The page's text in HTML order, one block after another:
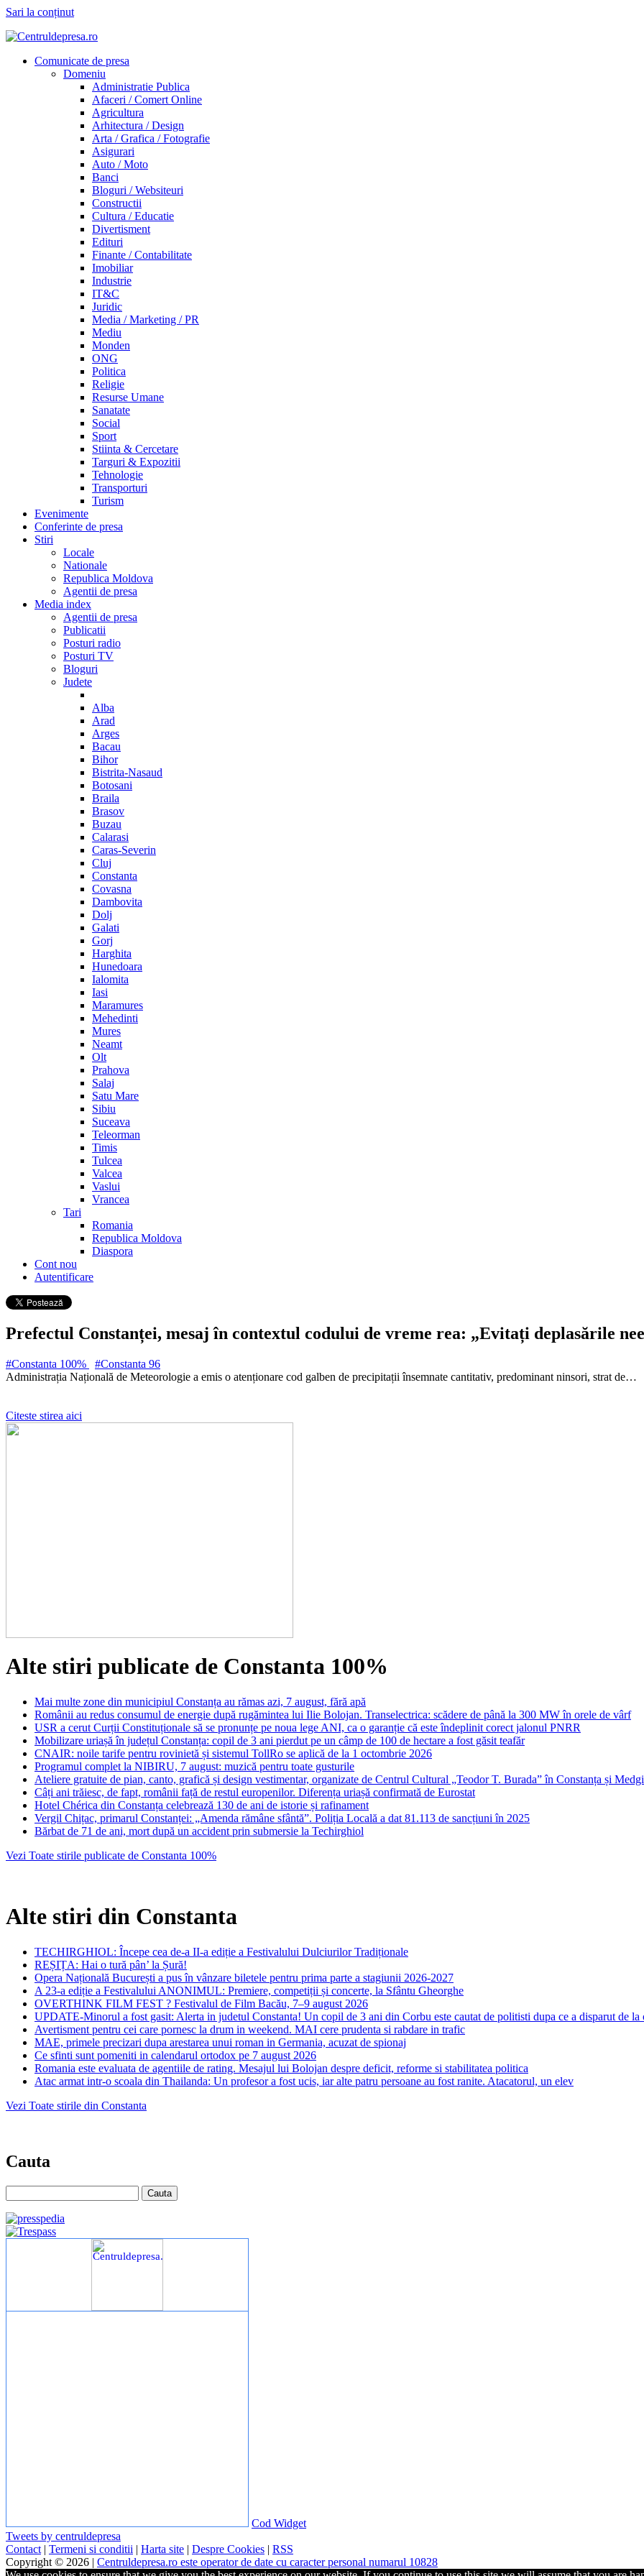
Sari la conținut
Comunicate de presa
Domeniu
Administratie Publica
Afaceri / Comert Online
Agricultura
Arhitectura / Design
Arta / Grafica / Fotografie
Asigurari
Auto / Moto
Banci
Bloguri / Websiteuri
Constructii
Cultura / Educatie
Divertisment
Edituri
Finante / Contabilitate
Imobiliar
Industrie
IT&C
Juridic
Media / Marketing / PR
Mediu
Monden
ONG
Politica
Religie
Resurse Umane
Sanatate
Social
Sport
Stiinta & Cercetare
Targuri & Expozitii
Tehnologie
Transporturi
Turism
Evenimente
Conferinte de presa
Stiri
Locale
Nationale
Republica Moldova
Agentii de presa
Media index
Agentii de presa
Publicatii
Posturi radio
Posturi TV
Bloguri
Judete
Alba
Arad
Arges
Bacau
Bihor
Bistrita-Nasaud
Botosani
Braila
Brasov
Buzau
Calarasi
Caras-Severin
Cluj
Constanta
Covasna
Dambovita
Dolj
Galati
Gorj
Harghita
Hunedoara
Ialomita
Iasi
Maramures
Mehedinti
Mures
Neamt
Olt
Prahova
Salaj
Satu Mare
Sibiu
Suceava
Teleorman
Timis
Tulcea
Valcea
Vaslui
Vrancea
Tari
Romania
Republica Moldova
Diaspora
Cont nou
Autentificare
Prefectul Constanței, mesaj în contextul codului de vreme rea: „Evitați deplasările
#Constanta 100% #Constanta 96
Administrația Națională de Meteorologie a emis o atenționare cod galben de precipitații însemnate cantitativ, predominant ninsori, strat de…
Citeste stirea aici
Alte stiri publicate de Constanta 100%
Mai multe zone din municipiul Constanța au rămas azi, 7 august, fără apă
Românii au redus consumul de energie după rugămintea lui Ilie Bolojan. Transelectrica: scădere de până la 300 MW în orele de vârf
USR a cerut Curții Constituționale să se pronunțe pe noua lege ANI, ca o garanție că este îndeplinit corect jalonul PNRR
Mobilizare uriașă în județul Constanța: copil de 3 ani pierdut pe un câmp de 100 de hectare a fost găsit teafăr
CNAIR: noile tarife pentru rovinietă și sistemul TollRo se aplică de la 1 octombrie 2026
Programul complet la NIBIRU, 7 august: muzică pentru toate gusturile
Ateliere gratuite de pian, canto, grafică și design vestimentar, organizate de Centrul Cultural „Teodor T. Burada” în Constanța și
Câți ani trăiesc, de fapt, românii față de restul europenilor. Diferența uriașă confirmată de Eurostat
Hotel Chérica din Constanța celebrează 130 de ani de istorie și rafinament
Vergil Chițac, primarul Constanței: „Amenda rămâne sfântă”. Poliția Locală a dat 81.113 de sancțiuni în 2025
Bărbat de 71 de ani, mort după un accident prin submersie la Techirghiol
Vezi Toate stirile publicate de Constanta 100%
Alte stiri din Constanta
TECHIRGHIOL: Începe cea de-a II-a ediție a Festivalului Dulciurilor Tradiționale
REȘIȚA: Hai o tură pân’ la Șură!
Opera Națională București a pus în vânzare biletele pentru prima parte a stagiunii 2026-2027
A 23-a ediție a Festivalului ANONIMUL: Premiere, competiții și concerte, la Sfântu Gheorghe
OVERTHINK FILM FEST ? Festivalul de Film Bacău, 7–9 august 2026
UPDATE-Minorul a fost gasit: Alerta in judetul Constanta! Un copil de 3 ani din Corbu este cautat de politisti dupa ce a disparut de la
Avertisment pentru cei care pornesc la drum in weekend. MAI cere prudenta si rabdare in trafic
MAE, primele precizari dupa arestarea unui roman in Germania, acuzat de spionaj
Ce sfinti sunt pomeniti in calendarul ortodox pe 7 august 2026
Romania este evaluata de agentiile de rating. Mesajul lui Bolojan despre deficit, reforme si stabilitatea politica
Atac armat intr-o scoala din Thailanda: Un profesor a fost ucis, iar alte patru persoane au fost ranite. Atacatorul, un elev
Vezi Toate stirile din Constanta
Cauta
Cod Widget
Tweets by centruldepresa
Contact | Termeni si conditii | Harta site | Despre Cookies | RSS
Copyright © 2026 | Centruldepresa.ro este operator de date cu caracter personal numarul 10828